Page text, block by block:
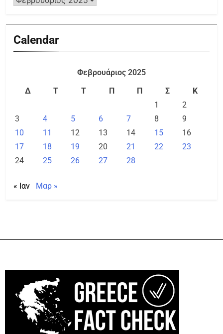
Calendar
Φεβρουάριος 2025
Δ
Τ Τ Π Π Σ
Κ
1
2
3
4 5 6 7 8
9
10
11 12 13 14 15
16
17
18 19 20 21 22
23
24
25 26 27 28
« Ιαν Μαρ »